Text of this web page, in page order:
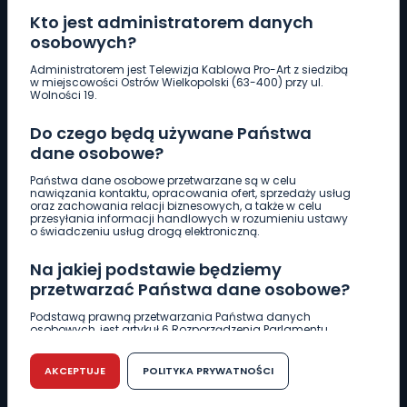
Kto jest administratorem danych
osobowych?
Administratorem jest Telewizja Kablowa Pro-Art z siedzibą
w miejscowości Ostrów Wielkopolski (63-400) przy ul.
Wolności 19.
Do czego będą używane Państwa
dane osobowe?
Państwa dane osobowe przetwarzane są w celu
nawiązania kontaktu, opracowania ofert, sprzedaży usług
oraz zachowania relacji biznesowych, a także w celu
przesyłania informacji handlowych w rozumieniu ustawy
o świadczeniu usług drogą elektroniczną.
Na jakiej podstawie będziemy
przetwarzać Państwa dane osobowe?
Podstawą prawną przetwarzania Państwa danych
osobowych, jest artykuł 6 Rozporządzenia Parlamentu
r. w sprawie ochrony osób fizycznych w związku z
przetwarzaniem danych osobowych w sprawie
swobodnego przepływu takich danych oraz uchylenia
dyrektywy 95/46/WE (RODO).
AKCEPTUJE POLITYKA PRYWATNOŚCI
Pobierz logotyp
661 997 997
REDAKCJA
62 735 22 22redakcja@wlkp24.info
DZIAŁ REKLAMY
62 735 01 85 reklama@wlkp24.info
WIADOMOŚCI
CIEKAWOSTKI